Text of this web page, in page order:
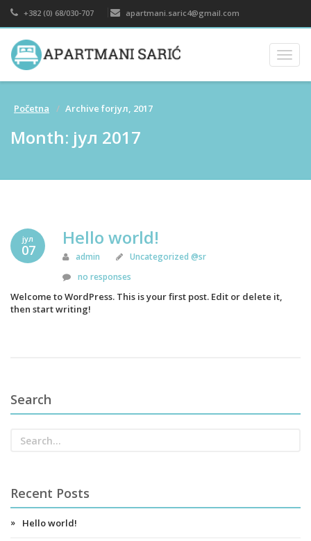
+382 (0) 68/030-707 apartmani.saric4@gmail.com
Početna Archive forјул, 2017
Month: јул 2017
јул
07
Hello world!
admin
Uncategorized @sr
no responses
Welcome to WordPress. This is your first post. Edit or delete it,
then start writing!
Search
Recent Posts
Hello world!